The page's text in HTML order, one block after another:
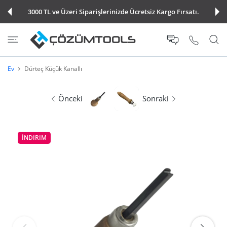
ATLA 3000 TL ve Üzeri Siparişlerinizde Ücretsiz Kargo Fırsatı.
Ev Dürteç Küçük Kanallı
Önceki Sonraki
İNDIRIM